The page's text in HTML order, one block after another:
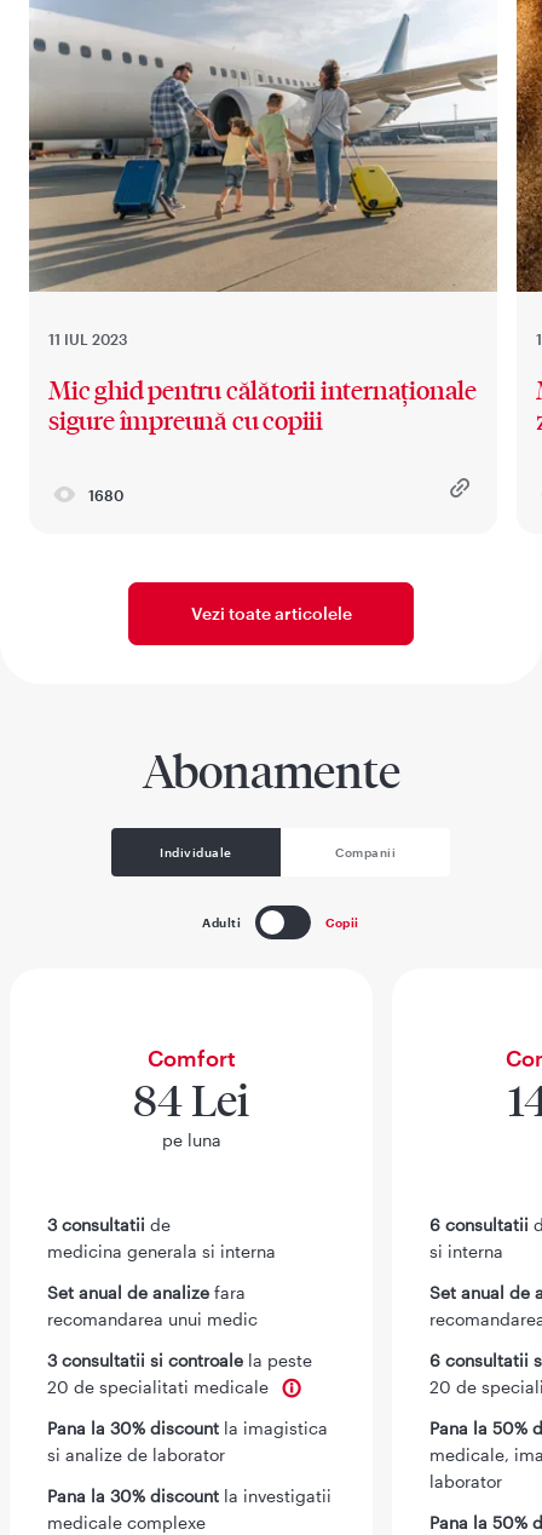
11 IUL 2023
Mic ghid pentru călătorii internaționale
sigure împreună cu copiii
1680
Vezi toate articolele
Abonamente
Individuale Companii
Adulti Copii
Comfort
84 Lei
pe luna
3 consultatii de
medicina generala si interna
Set anual de analize fara
recomandarea unui medic
3 consultatii si controale la peste
20 de specialitati medicale
Pana la 30% discount la imagistica
si analize de laborator
Pana la 30% discount la investigatii
medicale complexe
6 consultatii
si interna
Set anual de
6 consultatii
20 de
Pana la 50%
medicale,
laborator
Pana la 50%